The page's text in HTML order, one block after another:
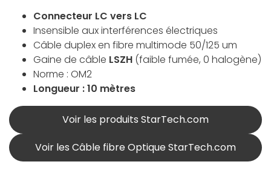
Connecteur LC vers LC
Insensible aux interférences électriques
Câble duplex en fibre multimode 50/125 um
Gaine de câble LSZH (faible fumée, 0 halogène)
Norme : OM2
Longueur : 10 mètres
Voir les produits StarTech.com
Voir les Câble fibre Optique StarTech.com